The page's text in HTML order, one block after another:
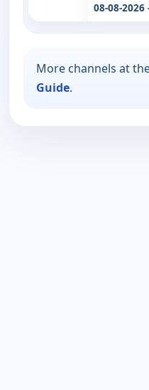
08-08-2026
More channels at
Guide.